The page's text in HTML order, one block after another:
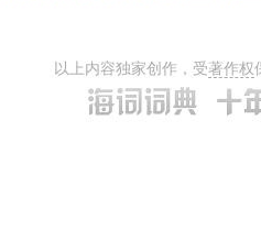
以上内容独家创作，受著作权